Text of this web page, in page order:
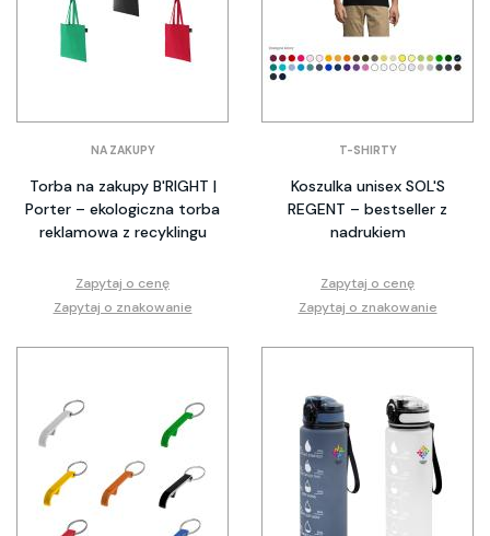
NA ZAKUPY
Torba na zakupy B'RIGHT |
Porter – ekologiczna torba
reklamowa z recyklingu
Zapytaj o cenę
Zapytaj o znakowanie
T-SHIRTY
Koszulka unisex SOL'S
REGENT – bestseller z
nadrukiem
Zapytaj o cenę
Zapytaj o znakowanie